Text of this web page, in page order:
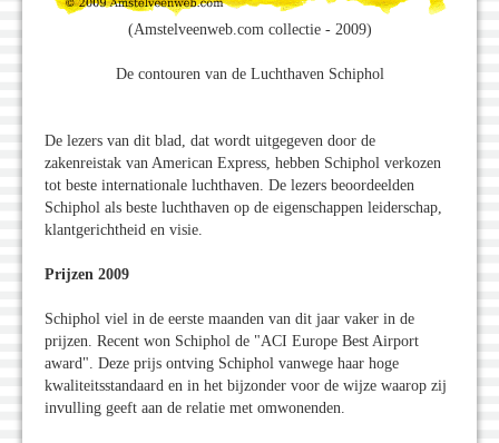
(Amstelveenweb.com collectie - 2009)
De contouren van de Luchthaven Schiphol
De lezers van dit blad, dat wordt uitgegeven door de
zakenreistak van American Express, hebben Schiphol verkozen
tot beste internationale luchthaven. De lezers beoordeelden
Schiphol als beste luchthaven op de eigenschappen leiderschap,
klantgerichtheid en visie.
Prijzen 2009
Schiphol viel in de eerste maanden van dit jaar vaker in de
prijzen. Recent won Schiphol de "ACI Europe Best Airport
award". Deze prijs ontving Schiphol vanwege haar hoge
kwaliteitsstandaard en in het bijzonder voor de wijze waarop zij
invulling geeft aan de relatie met omwonenden.